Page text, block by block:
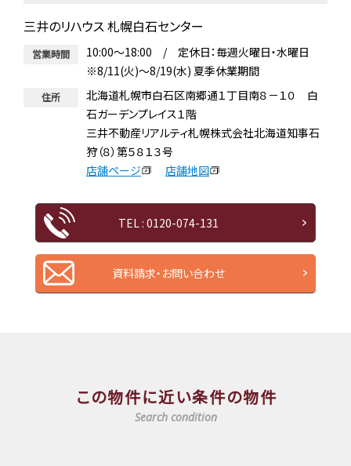
三井のリハウス 札幌白石センター
営業時間
10:00～18:00 / 定休日：毎週火曜日・水曜日
※8/11(火)～8/19(水) 夏季休業期間
住所
北海道札幌市白石区南郷通１丁目南８－１０ 白
石ガーデンプレイス１階
三井不動産リアルティ札幌株式会社北海道知事石
狩（８）第５８１３号
店舗ページ
店舗地図
TEL : 0120-074-131
資料請求・お問い合わせ
この物件に近い条件の物件
Search condition